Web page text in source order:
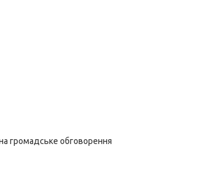
громадське обговорення